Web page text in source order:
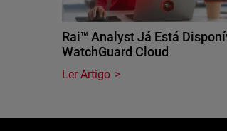
Rai™ Analyst Já Está
WatchGuard Cloud
Ler Artigo